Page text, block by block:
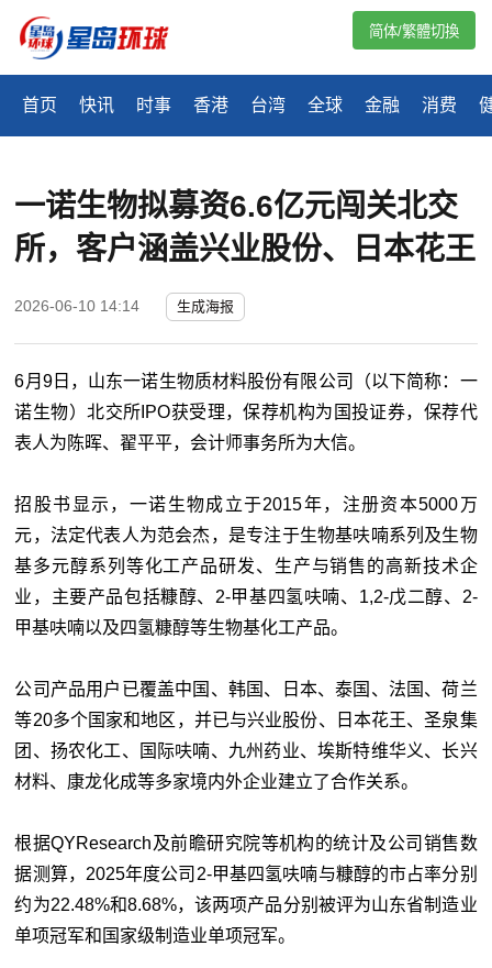
首页 快讯 时事 香港 台湾 全球 金融 消费
简体/繁體切換
一诺生物拟募资6.6亿元闯关北交
所，客户涵盖兴业股份、日本花王
2026-06-10 14:14 生成海报
6月9日，山东一诺生物质材料股份有限公司（以下简称：一
诺生物）北交所IPO获受理，保荐机构为国投证券，保荐代
表人为陈晖、翟平平，会计师事务所为大信。
招股书显示，一诺生物成立于2015年，注册资本5000万
元，法定代表人为范会杰，是专注于生物基呋喃系列及生物
基多元醇系列等化工产品研发、生产与销售的高新技术企
业，主要产品包括糠醇、2-甲基四氢呋喃、1,2-戊二醇、2-
甲基呋喃以及四氢糠醇等生物基化工产品。
公司产品用户已覆盖中国、韩国、日本、泰国、法国、荷兰
等20多个国家和地区，并已与兴业股份、日本花王、圣泉集
团、扬农化工、国际呋喃、九州药业、埃斯特维华义、长兴
材料、康龙化成等多家境内外企业建立了合作关系。
根据QYResearch及前瞻研究院等机构的统计及公司销售数
据测算，2025年度公司2-甲基四氢呋喃与糠醇的市占率分别
约为22.48%和8.68%，该两项产品分别被评为山东省制造业
单项冠军和国家级制造业单项冠军。